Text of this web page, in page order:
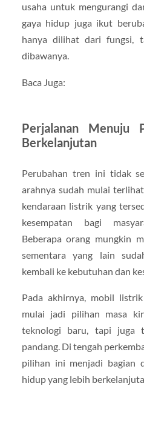
usaha untuk mengurangi
gaya hidup juga ikut
hanya dilihat dari fungsi,
dibawanya.
Baca Juga:
Perjalanan Menuju
Berkelanjutan
Perubahan tren ini tidak
arahnya sudah mulai
kendaraan listrik yang
kesempatan bagi
Beberapa orang mungkin
sementara yang lain
kembali ke kebutuhan dan
Pada akhirnya, mobil
mulai jadi pilihan masa
teknologi baru, tapi juga
pandang. Di tengah
pilihan ini menjadi bagian
hidup yang lebih